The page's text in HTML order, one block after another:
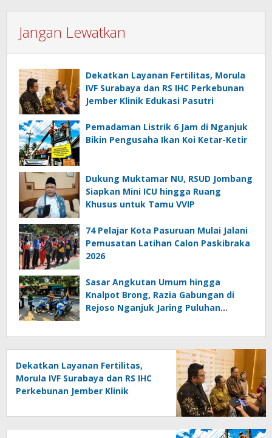
Jangan Lewatkan
Dekatkan Layanan Fertilitas, Morula
IVF Surabaya dan RS IHC Perkebunan
Jember Klinik Edukasi Pasutri
Pemadaman Listrik 6 Jam di Nganjuk
Bikin Pengusaha Ikan Koi Ketar-Ketir
Dukung Muktamar NU, RSUD Jombang
Siapkan Mini ICU hingga Ruang
Khusus untuk Tamu VVIP
74 Pelajar Kota Pasuruan Mulai Jalani
Pemusatan Latihan Calon Paskibraka
2026
Sasar Angkutan Umum hingga
Knalpot Brong, Razia Gabungan di
Rejoso Nganjuk Jaring Puluhan
Dekatkan Layanan Fertilitas,
Morula IVF Surabaya dan RS IHC
Perkebunan Jember Klinik